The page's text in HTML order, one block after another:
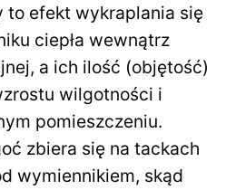
to efekt wykraplania się
ciepła wewnątrz
a ich ilość (objętość)
wilgotności i
pomieszczeniu.
zbiera się na tackach
wymiennikiem, skąd